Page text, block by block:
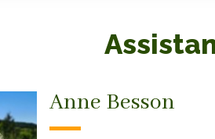
Anne Besson